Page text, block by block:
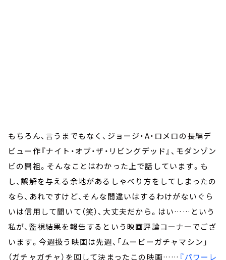
もちろん、言うまでもなく、ジョージ・A・ロメロの長編デ
ビュー作『ナイト・オブ・ザ・リビングデッド』、モダンゾン
ビの開祖。そんなことはわかった上で話しています。も
し、誤解を与える余地があるしゃべり方をしてしまったの
なら、あれですけど、そんな間違いはするわけがないぐら
いは信用して聞いて（笑）、大丈夫だから。はい……という
私が、監視結果を報告するという映画評論コーナーでござ
います。今週扱う映画は先週、「ムービーガチャマシン」
（ガチャガチャ）を回して決まったこの映画…… 『パワーレ